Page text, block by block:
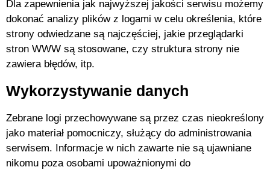
Dla zapewnienia jak najwyższej jakości serwisu możemy
dokonać analizy plików z logami w celu określenia, które
strony odwiedzane są najczęściej, jakie przeglądarki
stron WWW są stosowane, czy struktura strony nie
zawiera błędów, itp.
Wykorzystywanie danych
Zebrane logi przechowywane są przez czas nieokreślony
jako materiał pomocniczy, służący do administrowania
serwisem. Informacje w nich zawarte nie są ujawniane
nikomu poza osobami upoważnionymi do